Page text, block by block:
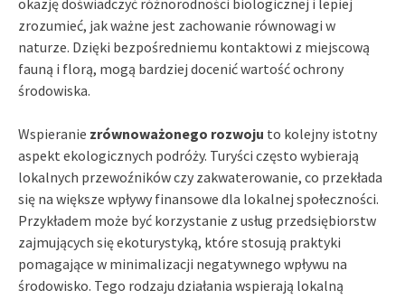
okazję doświadczyć różnorodności biologicznej i lepiej
zrozumieć, jak ważne jest zachowanie równowagi w
naturze. Dzięki bezpośredniemu kontaktowi z miejscową
fauną i florą, mogą bardziej docenić wartość ochrony
środowiska.
Wspieranie zrównoważonego rozwoju to kolejny istotny
aspekt ekologicznych podróży. Turyści często wybierają
lokalnych przewoźników czy zakwaterowanie, co przekłada
się na większe wpływy finansowe dla lokalnej społeczności.
Przykładem może być korzystanie z usług przedsiębiorstw
zajmujących się ekoturystyką, które stosują praktyki
pomagające w minimalizacji negatywnego wpływu na
środowisko. Tego rodzaju działania wspierają lokalną